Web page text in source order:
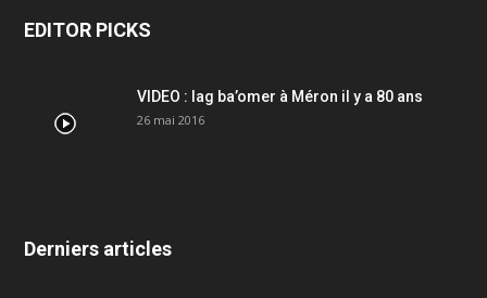
EDITOR PICKS
VIDEO : lag ba’omer à Méron il y a 80 ans
26 mai 2016
Derniers articles